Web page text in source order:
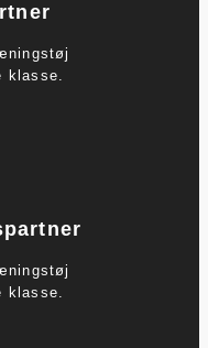
klasse.
klasse.